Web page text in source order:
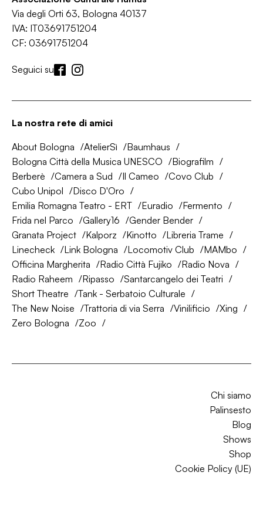
Via degli Orti 63, Bologna 40137
IVA: IT03691751204
CF: 03691751204
Seguici su
La nostra rete di amici
About Bologna AtelierSì
Baumhaus
Bologna Città della Musica UNESCO
Biografilm
Berberè
Camera a Sud Il Cameo
Covo Club
Cubo Unipol
Disco D'Oro
Emilia Romagna Teatro - ERT
Euradio
Fermento
Frida nel Parco
Gallery16
Gender Bender
Granata Project
Kalporz Kinotto
Libreria Trame
Linecheck
Link Bologna Locomotiv Club
MAMbo
Officina Margherita
Radio Città Fujiko
Radio Nova
Radio Raheem
Ripasso
Santarcangelo dei Teatri
Short Theatre
Tank - Serbatoio Culturale
The New Noise
Trattoria di via Serra Vinilificio
Xing
Zero Bologna
Zoo
Chi siamo
Palinsesto
Blog
Shows
Shop
Cookie Policy (UE)